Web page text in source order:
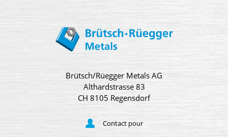
Brütsch/Rüegger Metals AG
Althardstrasse 83
CH 8105 Regensdorf
Contact pour